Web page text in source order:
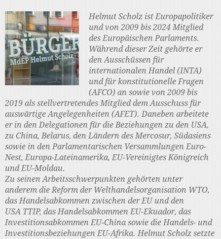
Helmut Scholz ist Europapolitiker
und von 2009 bis 2024 Mitglied
des Europäischen Parlaments.
Während dieser Zeit gehörte er
den Ausschüssen für
internationalen Handel (INTA)
und für konstitutionelle Fragen
(AFCO) an sowie von 2009 bis
2019 als stellvertretendes Mitglied dem Ausschuss für
auswärtige Angelegenheiten (AFET). Daneben arbeitete
er in den Delegationen für die Beziehungen zu den USA,
zu China, Belarus, den Ländern des Mercosur, Südasiens
sowie in den Parlamentarischen Versammlungen Euro-
Nest, Europa-Lateinamerika, EU-Vereinigtes Königreich
und EU-Moldau.
Zu seinen Arbeitsschwerpunkten gehörten unter
anderem die Reform der Welthandelsorganisation WTO,
das Handelsabkommen zwischen der EU und den
USA TTIP, das Handelsabkommen EU-Ekuador, das
Investitionsabkommen EU-China sowie die Handels- und
Investitionsbeziehungen EU-Afrika. Helmut Scholz setzte